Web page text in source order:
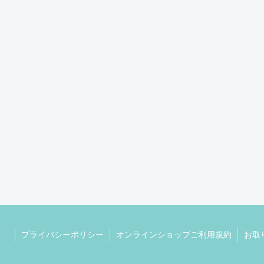
プライバシーポリシー オンラインショップご利用規約 お取